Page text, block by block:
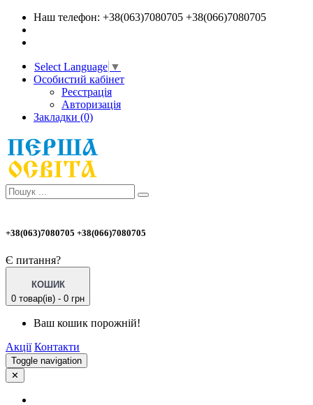
Наш телефон: +38(063)7080705 +38(066)7080705
Select Language ▼
Особистий кабінет
Реєстрація
Авторизація
Закладки (0)
+38(063)7080705 +38(066)7080705
Є питання?
КОШИК
0 товар(ів) - 0 грн
Ваш кошик порожній!
Акції Контакти
Toggle navigation
✕